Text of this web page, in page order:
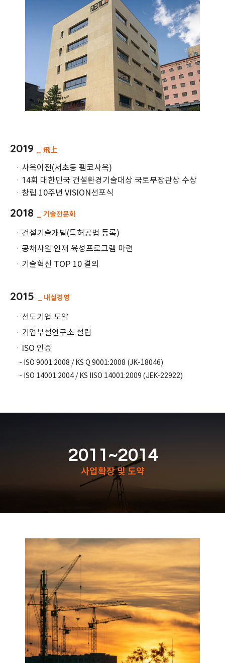
2019 _ 飛上
ㆍ 사옥이전(서초동 펨코사옥)
ㆍ 14회 대한민국 건설환경기술대상 국토부장관상 수상
ㆍ 창립 10주년 VISION선포식
2018 _ 기술전문화
ㆍ 건설기술개발(특허공법 등록)
ㆍ 공채사원 인재 육성프로그램 마련
ㆍ 기술혁신 TOP 10 결의
2015 _ 내실경영
ㆍ 선도기업 도약
ㆍ 기업부설연구소 설립
ㆍ
ISO 인증
- ISO 9001:2008 / KS Q 9001:2008 (JK-18046)
- ISO 14001:2004 / KS IISO 14001:2009 (JEK-22922)
2011~2014
사업확장 및 도약